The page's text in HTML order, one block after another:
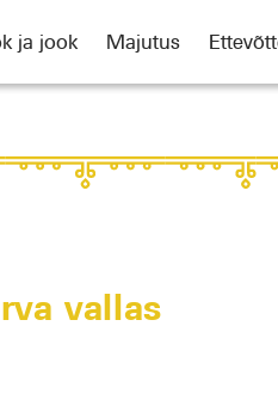
ja jook Majutus
vallas